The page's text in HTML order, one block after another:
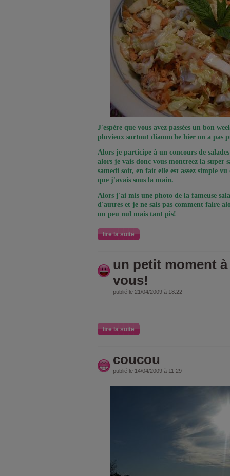
J'espère que vous avez passées un bon
pluvieux surtout diamnche hier on a pas
Alors je participe à un concours de
alors je vais donc vous montreez la super
samedi soir, en fait elle est assez simple
que j'avais sous la main.
Alors j'ai mis une photo de la fameuse
d'autres et je ne sais pas comment faire
un peu nul mais tant pis!
lire la suite
un petit moment
vous!
publié le 21/04/2009 à 18:22
lire la suite
coucou
publié le 14/04/2009 à 11:29